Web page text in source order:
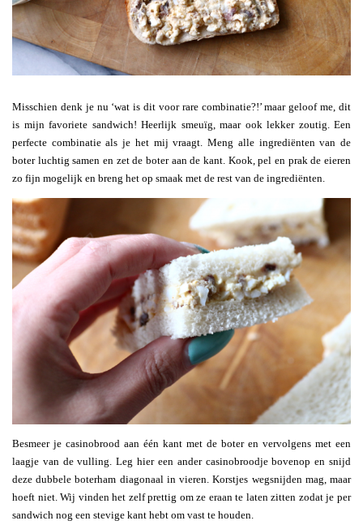
Misschien denk je nu ‘wat is dit voor rare combinatie?!’ maar geloof me, dit
is mijn favoriete sandwich! Heerlijk smeuïg, maar ook lekker zoutig. Een
perfecte combinatie als je het mij vraagt. Meng alle ingrediënten van de
boter luchtig samen en zet de boter aan de kant. Kook, pel en prak de eieren
zo fijn mogelijk en breng het op smaak met de rest van de ingrediënten.
Besmeer je casinobrood aan één kant met de boter en vervolgens met een
laagje van de vulling. Leg hier een ander casinobroodje bovenop en snijd
deze dubbele boterham diagonaal in vieren. Korstjes wegsnijden mag, maar
hoeft niet. Wij vinden het zelf prettig om ze eraan te laten zitten zodat je per
sandwich nog een stevige kant hebt om vast te houden.